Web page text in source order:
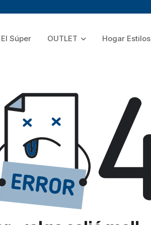
El Súper OUTLET Hogar Estilos